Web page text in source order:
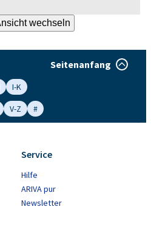
Seitenanfang
I-K
V-Z #
Service
Hilfe
ARIVA pur
Newsletter